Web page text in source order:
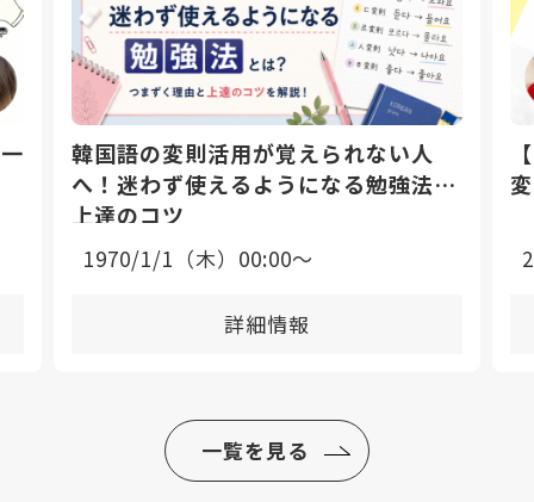
韓国語の変則活用が覚えられない人
へ！迷わず使えるようになる勉強法と
上達のコツ
1970/1/1（木）00:00〜
詳細情報
一覧を見る